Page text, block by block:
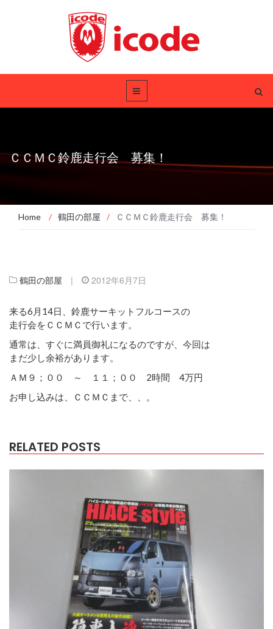
ＣＣＭＣ鈴鹿走行会 募集！
Home / 鶴田の部屋 / ＣＣＭＣ鈴鹿走行会 募集！
鶴田の部屋 | 2012年6月7日
来る6月14日、鈴鹿サーキットフルコースの
走行会をＣＣＭＣで行います。
通常は、すぐに満員御礼になるのですが、今回は
まだ少し余裕があります。
ＡＭ９；００ ～ １１；００ 2時間 4万円
お申し込みは、ＣＣＭＣまで、、。
RELATED POSTS